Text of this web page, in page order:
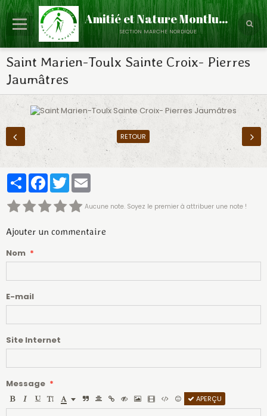
Amitié et Nature Montluçon
section marche nordique
Accueil
Le Club
Partenaires
Calendrier
Évènements
Albums Photos
Contact
Infos - Discussions
Saint Marien-Toulx Sainte Croix- Pierres
Jaumâtres
RETOUR
PartagerFacebook
Twitter
Aucune note. Soyez le premier à attribuer une note !
Ajouter un commentaire
Nom
E-mail
Site Internet
Message
APERÇU